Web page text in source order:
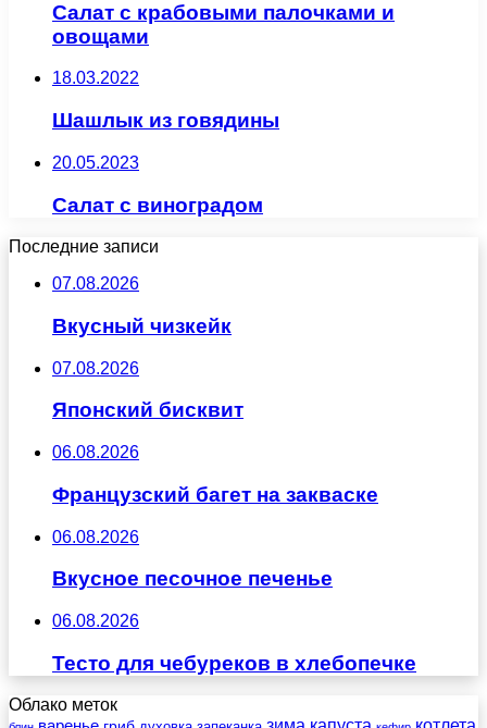
Салат с крабовыми палочками и
овощами
18.03.2022
Шашлык из говядины
20.05.2023
Салат с виноградом
Последние записи
07.08.2026
Вкусный чизкейк
07.08.2026
Японский бисквит
06.08.2026
Французский багет на закваске
06.08.2026
Вкусное песочное печенье
06.08.2026
Тесто для чебуреков в хлебопечке
Облако меток